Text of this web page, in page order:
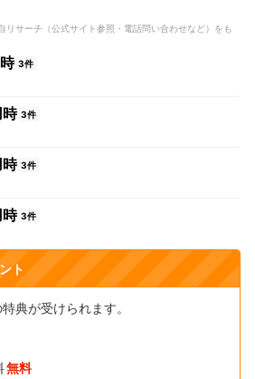
リサーチ（公式サイト参照・電話問い合わせなど）をも
3件
3件
3件
3件
ト
典が受けられます。
無料